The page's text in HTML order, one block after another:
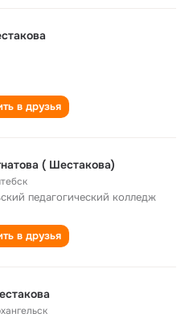
в друзья
( Шестакова)
педагогический колледж
в друзья